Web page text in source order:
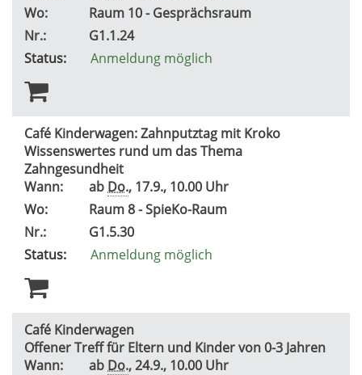
Wo:
Raum 10 - Gesprächsraum
Nr.:
G1.1.24
Status:
Anmeldung möglich
Café Kinderwagen: Zahnputztag mit Kroko
Wissenswertes rund um das Thema
Zahngesundheit
Wann:
ab Do., 17.9., 10.00 Uhr
Wo:
Raum 8 - SpieKo-Raum
Nr.:
G1.5.30
Status:
Anmeldung möglich
Café Kinderwagen
Offener Treff für Eltern und Kinder von 0-3 Jahren
Wann:
ab Do., 24.9., 10.00 Uhr